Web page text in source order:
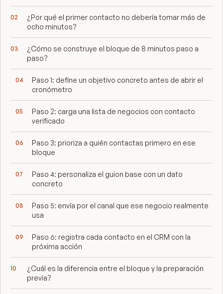
¿Por qué el primer contacto no debería tomar más de
ocho minutos?
¿Cómo se construye el bloque de 8 minutos paso a
paso?
Paso 1: define un objetivo concreto antes de abrir el
cronómetro
Paso 2: carga una lista de negocios con contacto
verificado
Paso 3: prioriza a quién contactas primero en ese
bloque
Paso 4: personaliza el guion base con un dato
concreto
Paso 5: envía por el canal que ese negocio realmente
usa
Paso 6: registra cada contacto en el CRM con la
próxima acción
¿Cuál es la diferencia entre el bloque y la preparación
previa?